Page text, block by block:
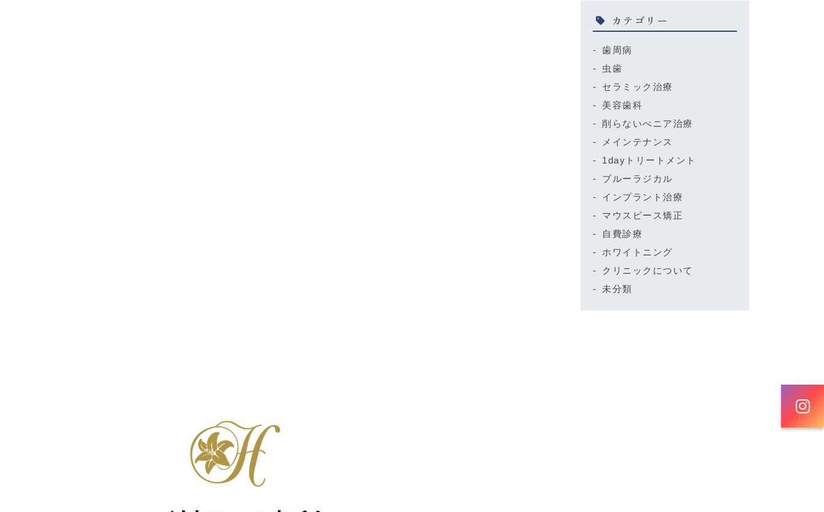
カテゴリー
歯周病
虫歯
セラミック治療
美容歯科
削らないべニア治療
メインテナンス
1dayトリートメント
ブルーラジカル
インプラント治療
マウスピース矯正
自費診療
ホワイトニング
クリニックについて
未分類